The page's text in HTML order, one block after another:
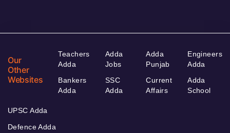
Our
Other
Websites
Teachers
Adda
Bankers
Adda
Adda
Jobs
SSC
Adda
Adda
Punjab
Current
Affairs
Engineers
Adda
Adda
School
UPSC Adda
Defence Adda